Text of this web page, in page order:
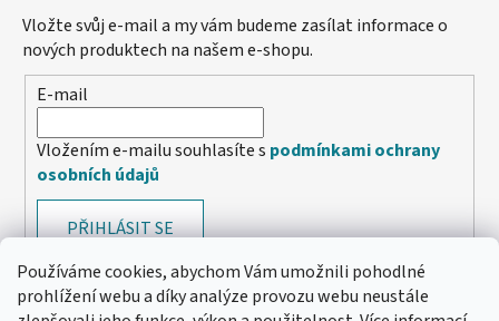
Používáme cookies, abychom Vám umožnili pohodlné
prohlížení webu a díky analýze provozu webu neustále
Vložte svůj e-mail a my vám budeme zasílat informace o
nových produktech na našem e-shopu.
E-mail
Vložením e-mailu souhlasíte s podmínkami ochrany
osobních údajů
PŘIHLÁSIT SE